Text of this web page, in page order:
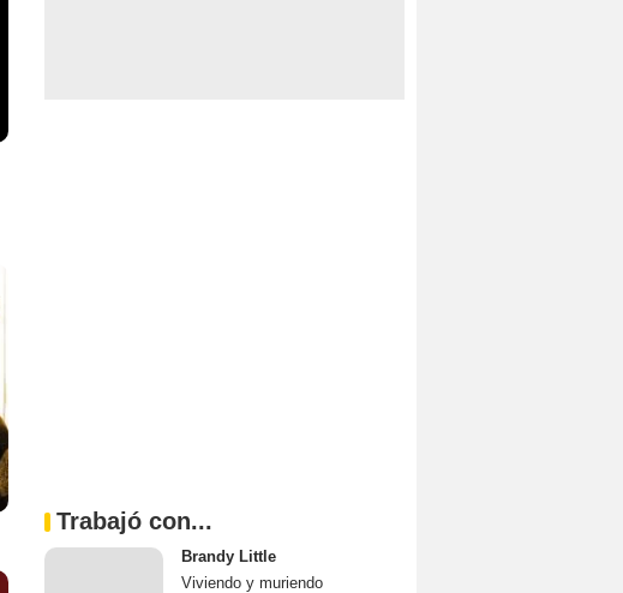
Trabajó con...
Brandy Little
Viviendo y muriendo